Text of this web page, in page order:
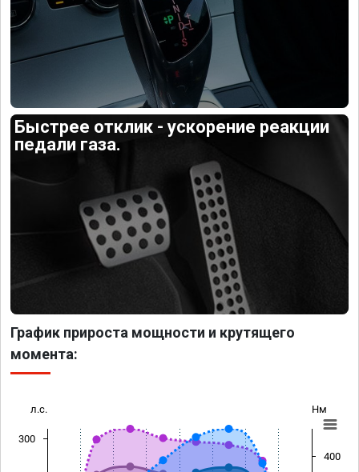
Быстрее отклик - ускорение реакции
педали газа.
График прироста мощности и крутящего
момента:
л.с. Нм
300
400